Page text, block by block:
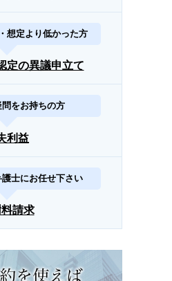
想定より低かった方
定の異議申立て
をお持ちの方
利益
士にお任せ下さい
請求